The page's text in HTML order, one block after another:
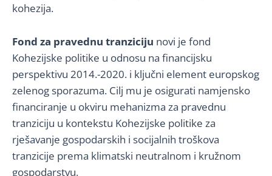
kohezija.
Fond za pravednu tranziciju novi je fond
Kohezijske politike u odnosu na financijsku
perspektivu 2014.-2020. i ključni element europskog
zelenog sporazuma. Cilj mu je osigurati namjensko
financiranje u okviru mehanizma za pravednu
tranziciju u kontekstu Kohezijske politike za
rješavanje gospodarskih i socijalnih troškova
tranzicije prema klimatski neutralnom i kružnom
gospodarstvu.